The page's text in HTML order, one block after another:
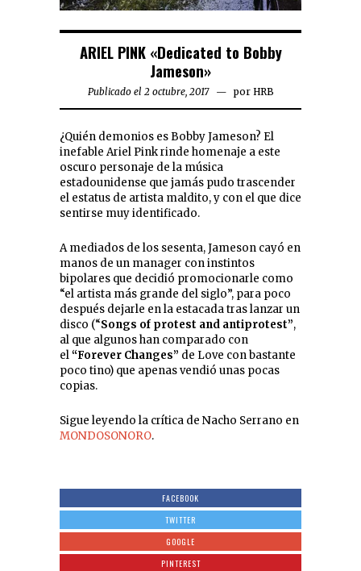
ARIEL PINK «Dedicated to Bobby
Jameson»
Publicado el 2 octubre, 2017 por HRB
¿Quién demonios es Bobby Jameson? El
inefable Ariel Pink rinde homenaje a este
oscuro personaje de la música
estadounidense que jamás pudo trascender
el estatus de artista maldito, y con el que dice
sentirse muy identificado.
A mediados de los sesenta, Jameson cayó en
manos de un manager con instintos
bipolares que decidió promocionarle como
“el artista más grande del siglo”, para poco
después dejarle en la estacada tras lanzar un
disco (“Songs of protest and antiprotest”,
al que algunos han comparado con
el“Forever Changes” de Love con bastante
poco tino) que apenas vendió unas pocas
copias.
Sigue leyendo la crítica de Nacho Serrano en
MONDOSONORO.
FACEBOOK
TWITTER
GOOGLE
PINTEREST